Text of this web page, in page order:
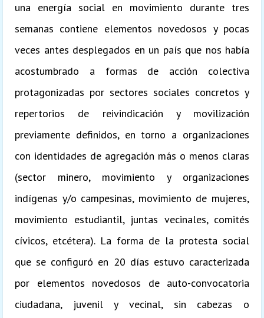
una energía social en movimiento durante tres
semanas contiene elementos novedosos y pocas
veces antes desplegados en un país que nos había
acostumbrado a formas de acción colectiva
protagonizadas por sectores sociales concretos y
repertorios de reivindicación y movilización
previamente definidos, en torno a organizaciones
con identidades de agregación más o menos claras
(sector minero, movimiento y organizaciones
indígenas y/o campesinas, movimiento de mujeres,
movimiento estudiantil, juntas vecinales, comités
cívicos, etcétera). La forma de la protesta social
que se configuró en 20 días estuvo caracterizada
por elementos novedosos de auto-convocatoria
ciudadana, juvenil y vecinal, sin cabezas o